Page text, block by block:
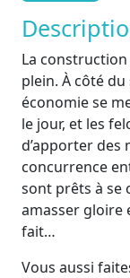
La
plein. À côté
économie se
le jour, et les
d’apporter des
concurrence
sont prêts à se
amasser gloire
fait…
Vous aussi